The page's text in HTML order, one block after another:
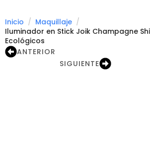
Inicio
Maquillaje
Iluminador en Stick Joik Champagne
Ecológicos
ANTERIOR
SIGUIENTE